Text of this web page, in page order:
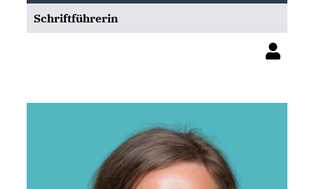
Schriftführerin